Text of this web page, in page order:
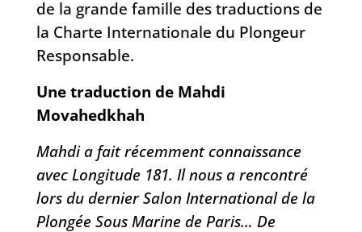
de la grande famille des traductions de
la Charte Internationale du Plongeur
Responsable.
Une traduction de Mahdi
Movahedkhah
Mahdi a fait récemment connaissance
avec Longitude 181. Il nous a rencontré
lors du dernier Salon International de la
Plongée Sous Marine de Paris… De